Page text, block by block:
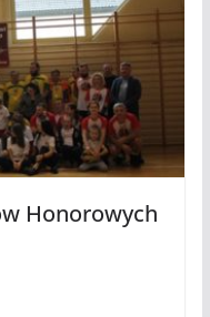
Honorowych